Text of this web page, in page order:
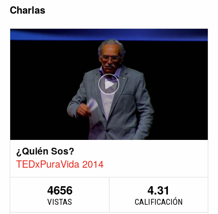
Charlas
¿Quién Sos?
TEDxPuraVida 2014
4656
VISTAS
4.31
CALIFICACIÓN